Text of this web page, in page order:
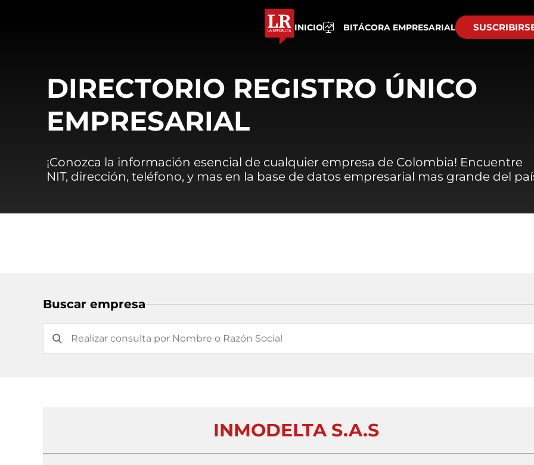
INICIO BITÁCORA EMPRESARIAL
DIRECTORIO REGISTRO ÚNICO
EMPRESARIAL
¡Conozca la información esencial de cualquier empresa de Colombia! Encuentre
NIT, dirección, teléfono, y mas en la base de datos empresarial mas grande del
Buscar empresa
INMODELTA S.A.S